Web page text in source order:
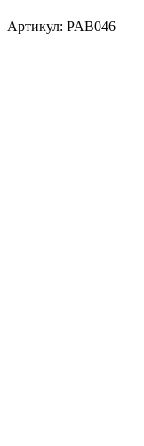
Артикул: PAB046